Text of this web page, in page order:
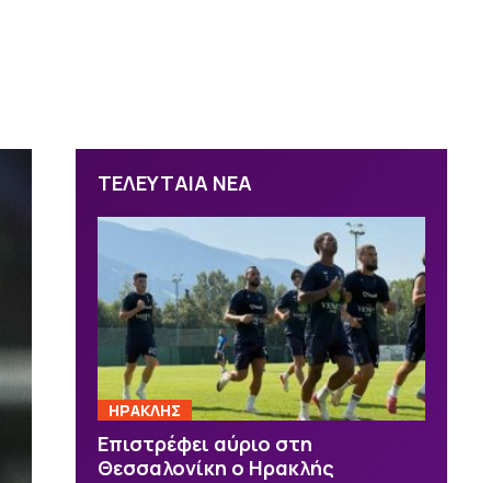
ΤΕΛΕΥΤΑΙΑ ΝΕΑ
ΗΡΑΚΛΗΣ
Επιστρέφει αύριο στη
Θεσσαλονίκη ο Ηρακλής